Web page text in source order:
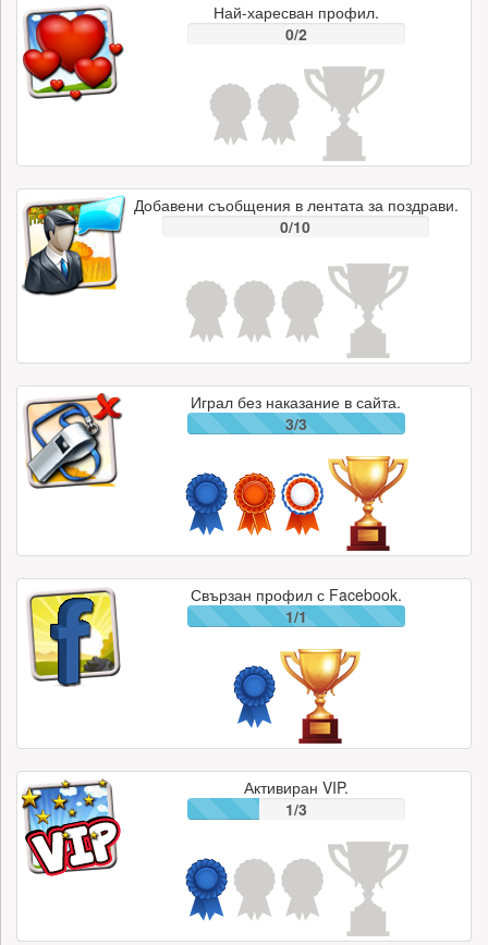
Най-харесван профил.
0/2
Добавени съобщения в лентата за поздрави.
0/10
Играл без наказание в сайта.
3/3
Свързан профил с Facebook.
1/1
Активиран VIP.
1/3